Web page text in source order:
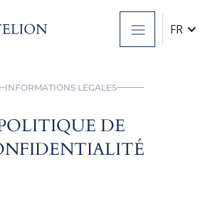
FR
INFORMATIONS LÉGALES
DE